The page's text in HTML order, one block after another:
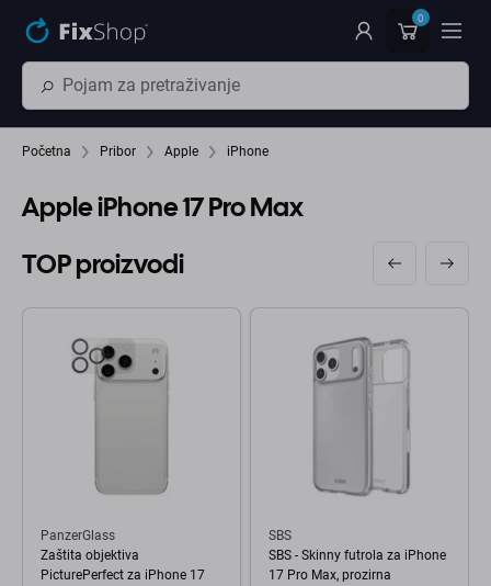
0
Početna Pribor Apple iPhone
Apple iPhone 17 Pro Max
TOP proizvodi
PanzerGlass
Zaštita objektiva
PicturePerfect za iPhone 17
SBS
SBS - Skinny futrola za iPhone
17 Pro Max, prozirna